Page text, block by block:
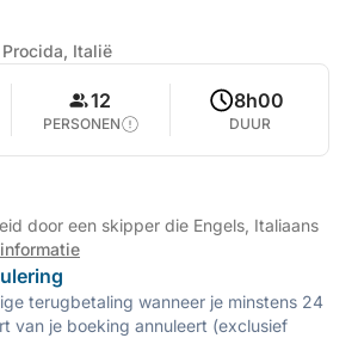
Italië
12
PERSONEN
8h00
DUUR
door een skipper die Engels, Italiaans
terugbetaling wanneer je minstens 24
van je boeking annuleert (exclusief